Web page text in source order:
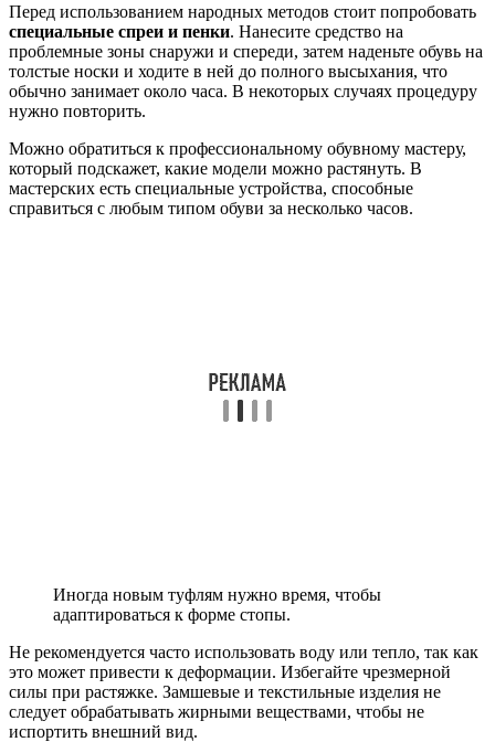
Перед использованием народных методов стоит попробовать
специальные спреи и пенки. Нанесите средство на
проблемные зоны снаружи и спереди, затем наденьте обувь на
толстые носки и ходите в ней до полного высыхания, что
обычно занимает около часа. В некоторых случаях процедуру
нужно повторить.
Можно обратиться к профессиональному обувному мастеру,
который подскажет, какие модели можно растянуть. В
мастерских есть специальные устройства, способные
справиться с любым типом обуви за несколько часов.
Иногда новым туфлям нужно время, чтобы
адаптироваться к форме стопы.
Не рекомендуется часто использовать воду или тепло, так как
это может привести к деформации. Избегайте чрезмерной
силы при растяжке. Замшевые и текстильные изделия не
следует обрабатывать жирными веществами, чтобы не
испортить внешний вид.